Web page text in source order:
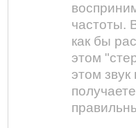
частоты.
как бы
этом
этом звук